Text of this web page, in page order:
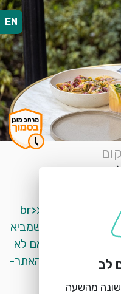
מקום שבו אוכל טוב, אווירה ולייף סטייל נפגשים.<br>
EN
לב
מהשעה